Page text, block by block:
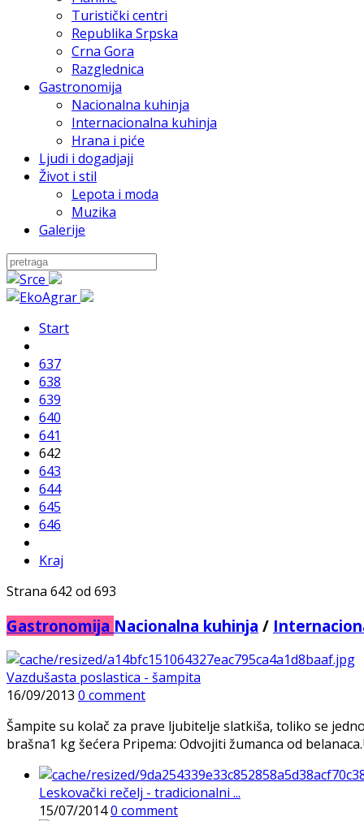
Turistički centri
Republika Srpska
Crna Gora
Razglednica
Gastronomija
Nacionalna kuhinja
Internacionalna kuhinja
Hrana i piće
Ljudi i dogadjaji
Život i stil
Lepota i moda
Muzika
Galerije
Start
637
638
639
640
641
642
643
644
645
646
Kraj
Strana 642 od 693
Gastronomija Nacionalna kuhinja /
Vazdušasta poslastica - šampita
16/09/2013 0 comment
Šampite su kolač za prave ljubitelje slatkiša, toliko se
brašna1 kg šećera Pripema: Odvojiti žumanca od
Leskovački rečelj - tradicionalni ...
15/07/20140 comment